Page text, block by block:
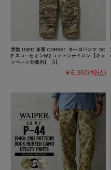
実物 USED 米軍 COMBAT カーゴパンツ OC
P スコーピオンW2 コットンナイロン【キャ
ンペーン対象外】【I】
¥6,380(税込)